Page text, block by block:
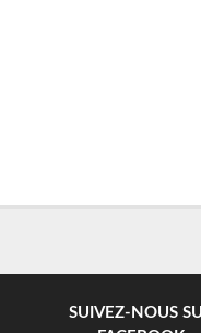
SUIVEZ-NOUS